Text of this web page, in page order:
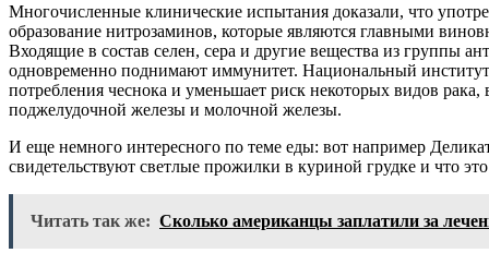
Многочисленные клинические испытания доказали, что
образование нитрозаминов, которые являются главными
Входящие в состав селен, сера и другие вещества из группы
одновременно поднимают иммунитет. Национальный
потребления чеснока и уменьшает риск некоторых видов
поджелудочной железы и молочной железы.
И еще немного интересного по теме еды: вот например
свидетельствуют светлые прожилки в куриной грудке и что
Читать так же: Сколько американцы заплатили за